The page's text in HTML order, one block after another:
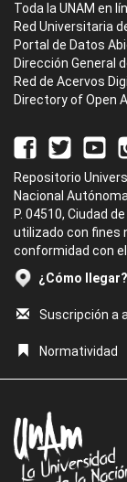
Toda la UNAM en
Red Universitaria
Portal de Datos
Dirección General
Red de Acervos
Directory of Open
Repositorio
Nacional
P. 04510, Ciudad
utilizado con fines
conformidad con el
¿Cómo llegar?
Suscripción a
Normatividad